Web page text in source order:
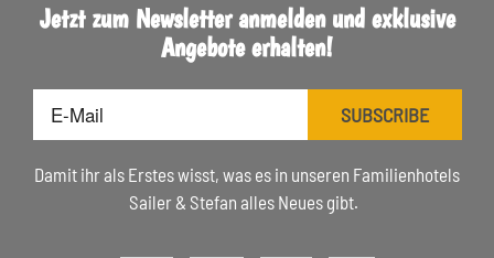
Jetzt zum Newsletter anmelden und exklusive
Angebote erhalten!
SUBSCRIBE
Damit ihr als Erstes wisst, was es in unseren Familienhotels
Sailer & Stefan alles Neues gibt.